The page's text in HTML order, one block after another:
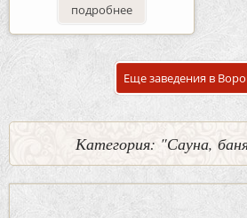
подробнее
Еще заведения в
Категория: "Сауна,